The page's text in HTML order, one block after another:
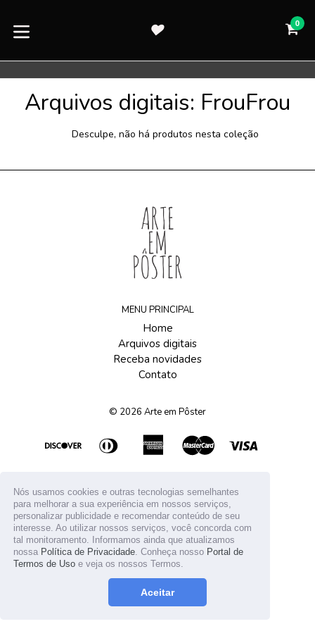
Nós usamos cookies e outras tecnologias semelhantes
para melhorar a sua experiência em nossos serviços,
personalizar publicidade e recomendar conteúdo de seu
interesse. Ao utilizar nossos serviços, você concorda com
tal monitoramento. Informamos ainda que atualizamos
nossa Política de Privacidade . Conheça nosso Portal de
Termos de Uso e veja os nossos Termos.
Aceitar
para
0
Arquivos digitais: FrouFrou
Desculpe, não há produtos nesta coleção
MENU PRINCIPAL
Home
Arquivos digitais
Receba novidades
Contato
© 2026 Arte em Pôster